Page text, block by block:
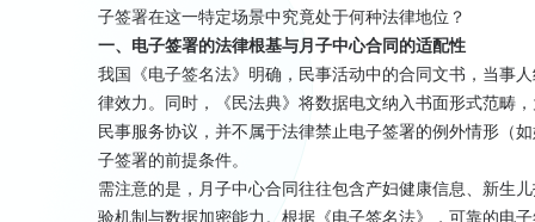
子签署在这一特定场景中究竟处于何种法律地位？
一、电子签署的法律根基与月子中心合同的适配性
我国《电子签名法》明确，民事活动中的合同文书，当事
律效力。同时，《民法典》将数据电文纳入书面形式范畴
民事服务协议，并不属于法律禁止电子签署的例外情形（
子签署的前提条件。
需注意的是，月子中心合同往往包含产妇健康信息、新生
验机制与数据加密能力。根据《电子签名法》，可靠的电